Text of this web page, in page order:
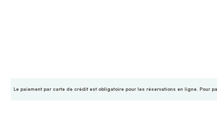
Le paiement par carte de crédit est obligatoire pour les réservations en ligne. Pour